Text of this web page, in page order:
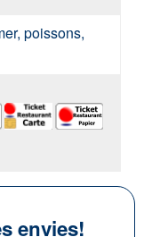
poissons,
envies!